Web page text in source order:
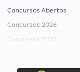
Concursos Abertos
Concursos 2026
Concursos 2025
Concurso Ibama